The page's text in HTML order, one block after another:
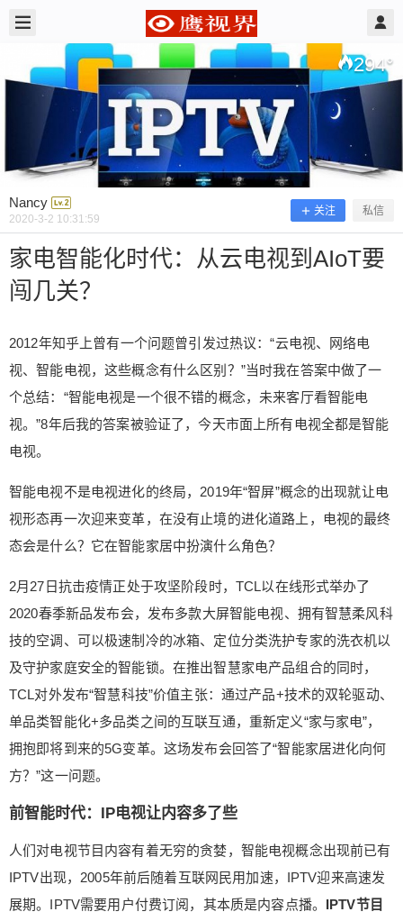
294°
Nancy
2020-3-2 10:31:59
关注 私信
家电智能化时代：从云电视到AIoT要
闯几关？
2012年知乎上曾有一个问题曾引发过热议：“云电视、网络电
视、智能电视，这些概念有什么区别？”当时我在答案中做了一
个总结：“智能电视是一个很不错的概念，未来客厅看智能电
视。”8年后我的答案被验证了，今天市面上所有电视全都是智能
电视。
智能电视不是电视进化的终局，2019年“智屏”概念的出现就让电
视形态再一次迎来变革，在没有止境的进化道路上，电视的最终
态会是什么？它在智能家居中扮演什么角色？
2月27日抗击疫情正处于攻坚阶段时，TCL以在线形式举办了
2020春季新品发布会，发布多款大屏智能电视、拥有智慧柔风科
技的空调、可以极速制冷的冰箱、定位分类洗护专家的洗衣机以
及守护家庭安全的智能锁。在推出智慧家电产品组合的同时，
TCL对外发布“智慧科技”价值主张：通过产品+技术的双轮驱动、
单品类智能化+多品类之间的互联互通，重新定义“家与家电”，
拥抱即将到来的5G变革。这场发布会回答了“智能家居进化向何
方？”这一问题。
前智能时代：IP电视让内容多了些
人们对电视节目内容有着无穷的贪婪，智能电视概念出现前已有
IPTV出现，2005年前后随着互联网民用加速，IPTV迎来高速发
展期。IPTV需要用户付费订阅，其本质是内容点播。 IPTV节目
Nancy @ 鹰视界 2020/3/02
家电智能化时代：从云电视到AIoT要
闯几关？
2012年知乎上曾有一个问题曾引发过热议：“云电
视、网络电视、智能电视，这些概念有什么区别？”
不错的概念，未来客厅看智能电视。”8年后我的答
案被验证了，今天市面上所有电视全都是智能电
概念的出现就让电视形态再一次迎来变革，在没有
止境的进化道路上，电视的最终态会是什么？它在
于攻坚阶段时，TCL以在线形式举办了2020春季新
品发布会，发布多款大屏智能电视、拥有智慧柔风
科技的空调、可以极速制冷的冰箱、定位分类洗护
专家的洗衣机以及守护家庭安全的智能锁。在推出
智慧家电产品组合的同时，TCL对外发布“智慧科技”
化+多品类之间的互联互通，重新定义“家与家电”，
拥抱即将到来的5G变革。这场发布会回答了“智能家
居进化向何方？”这一问题。 前智能时代：IP电视让
智能电视概念出现前已有IPTV出现，2005年前后随
着互联网民用加速，IPTV迎来高速发展期。IPTV需
容在传统电视频道的基础上多了一些，然而却没有
数量级跃升，用户体验也没有革命性升级。然而，
扫描二维码继续阅读